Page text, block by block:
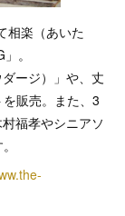
相楽（あいた
。
ージ）」や、丈
販売。また、3
福孝やシニアソ